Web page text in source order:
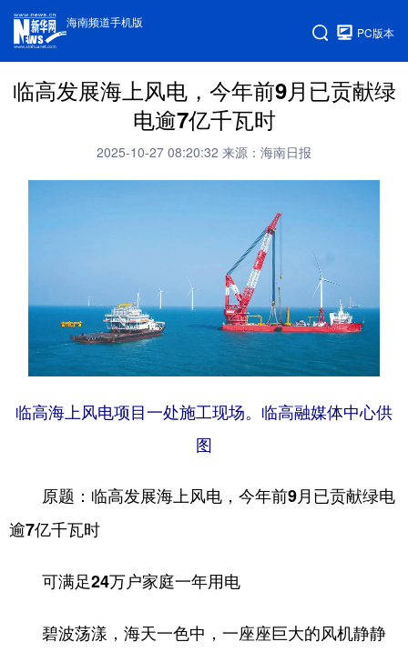
海南频道手机版
PC版本
临高发展海上风电，今年前9月已贡献绿
电逾7亿千瓦时
2025-10-27 08:20:32 来源：海南日报
临高海上风电项目一处施工现场。临高融媒体中心供
图
原题：临高发展海上风电，今年前9月已贡献绿电
逾7亿千瓦时
可满足24万户家庭一年用电
碧波荡漾，海天一色中，一座座巨大的风机静静